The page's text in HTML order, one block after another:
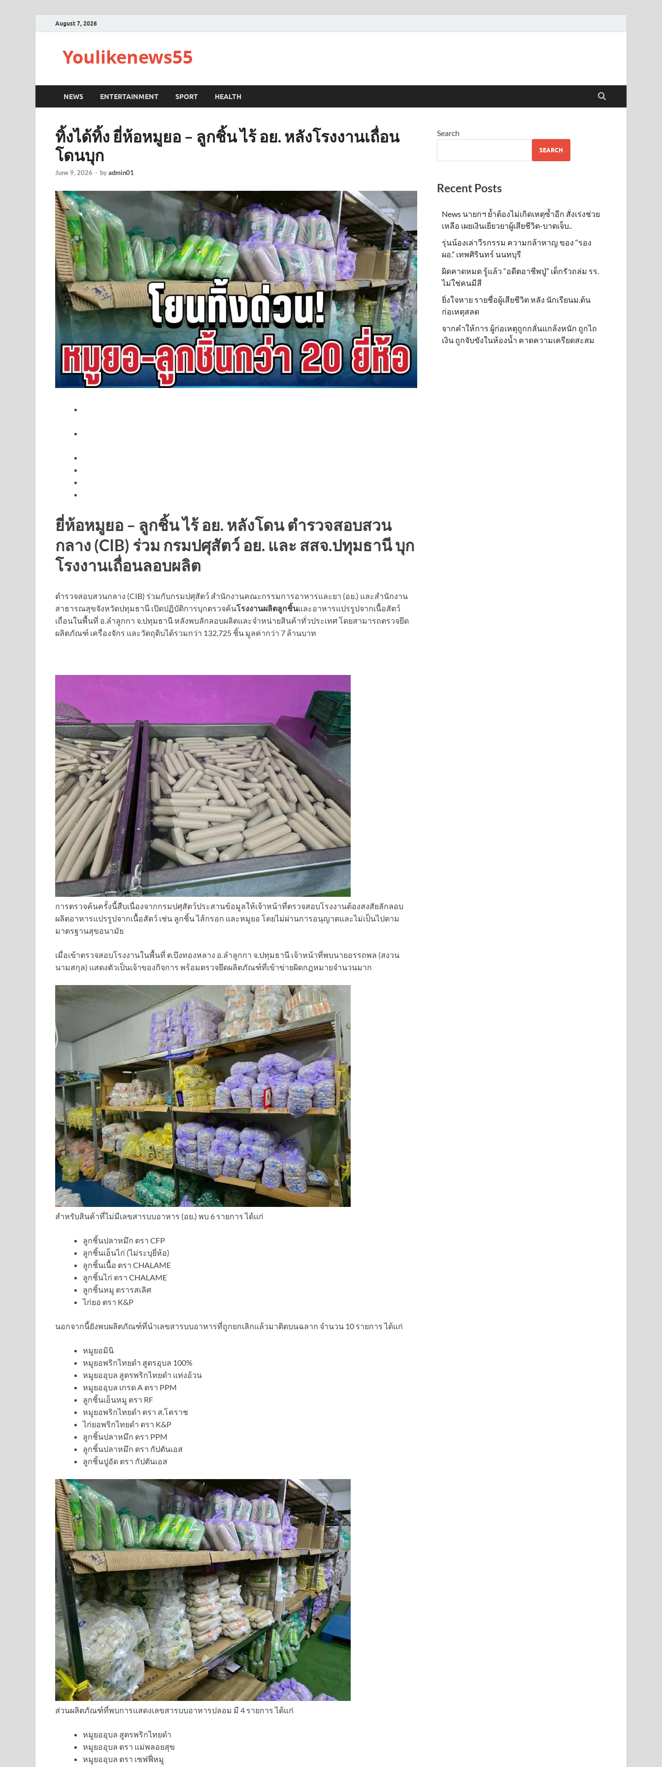
August 7, 2026
Youlikenews55
NEWS ENTERTAINMENT SPORT HEALTH
ทิ้งได้ทิ้ง ยี่ห้อหมูยอ – ลูกชิ้น ไร้ อย. หลังโรงงานเถื่อน
โดนบุก
June 9, 2026 - byadmin01
ยี่ห้อหมูยอ – ลูกชิ้น ไร้ อย. หลังโดน ตำรวจสอบสวน
กลาง (CIB) ร่วม กรมปศุสัตว์ อย. และ สสจ.ปทุมธานี บุก
โรงงานเถื่อนลอบผลิต
ตำรวจสอบสวนกลาง (CIB) ร่วมกับกรมปศุสัตว์ สำนักงานคณะกรรมการอาหารและยา (อย.) และสำนักงาน
สาธารณสุขจังหวัดปทุมธานี เปิดปฏิบัติการบุกตรวจค้นโรงงานผลิตลูกชิ้นและอาหารแปรรูปจากเนื้อสัตว์
เถื่อนในพื้นที่ อ.ลำลูกกา จ.ปทุมธานี หลังพบลักลอบผลิตและจำหน่ายสินค้าทั่วประเทศ โดยสามารถตรวจยึด
ผลิตภัณฑ์ เครื่องจักร และวัตถุดิบได้รวมกว่า 132,725 ชิ้น มูลค่ากว่า 7 ล้านบาท
การตรวจค้นครั้งนี้สืบเนื่องจากกรมปศุสัตว์ประสานข้อมูลให้เจ้าหน้าที่ตรวจสอบโรงงานต้องสงสัยลักลอบ
ผลิตอาหารแปรรูปจากเนื้อสัตว์ เช่น ลูกชิ้น ไส้กรอก และหมูยอ โดยไม่ผ่านการอนุญาตและไม่เป็นไปตาม
มาตรฐานสุขอนามัย
เมื่อเข้าตรวจสอบโรงงานในพื้นที่ ต.บึงทองหลาง อ.ลำลูกกา จ.ปทุมธานี เจ้าหน้าที่พบนายอรรถพล (สงวน
นามสกุล) แสดงตัวเป็นเจ้าของกิจการ พร้อมตรวจยึดผลิตภัณฑ์ที่เข้าข่ายผิดกฎหมายจำนวนมาก
สำหรับสินค้าที่ไม่มีเลขสารบบอาหาร (อย.) พบ 6 รายการ ได้แก่
ลูกชิ้นปลาหมึก ตรา CFP
ลูกชิ้นเอ็นไก่ (ไม่ระบุยี่ห้อ)
ลูกชิ้นเนื้อ ตรา CHALAME
ลูกชิ้นไก่ ตรา CHALAME
ลูกชิ้นหมู ตรารสเลิศ
ไก่ยอ ตรา K&P
นอกจากนี้ยังพบผลิตภัณฑ์ที่นำเลขสารบบอาหารที่ถูกยกเลิกแล้วมาติดบนฉลาก จำนวน 10 รายการ ได้แก่
หมูยอมินิ
หมูยอพริกไทยดำ สูตรอุบล 100%
หมูยออุบล สูตรพริกไทยดำ แท่งอ้วน
หมูยออุบล เกรด A ตรา PPM
ลูกชิ้นเอ็นหมู ตรา RF
หมูยอพริกไทยดำ ตรา ส.โคราช
ไก่ยอพริกไทยดำ ตรา K&P
ลูกชิ้นปลาหมึก ตรา PPM
ลูกชิ้นปลาหมึก ตรา กัปตันเอส
ลูกชิ้นปูอัด ตรา กัปตันเอส
ส่วนผลิตภัณฑ์ที่พบการแสดงเลขสารบบอาหารปลอม มี 4 รายการ ได้แก่
หมูยออุบล สูตรพริกไทยดำ
หมูยออุบล ตรา แม่พลอยสุข
หมูยออุบล ตรา เซฟฟี่หมู
Search
SEARCH
Recent Posts
News นายกฯ ย้ำต้องไม่เกิดเหตุซ้ำอีก สั่งเร่งช่วย
เหลือ เผยเงินเยียวยาผู้เสียชีวิต-บาดเจ็บ..
รุ่นน้องเล่าวีรกรรม ความกล้าหาญ ของ “รอง
ผอ.” เทพศิรินทร์ นนทบุรี
ผิดคาดหมด รู้แล้ว “อดีตอาชีพปู่” เด็กรัวถล่ม รร.
ไม่ใช่คนมีสี
ยิ่งใจหาย รายชื่อผู้เสียชีวิต หลัง นักเรียนม.ต้น
ก่อเหตุสลด
จากคำให้การ ผู้ก่อเหตุถูกกลั่นแกล้งหนัก ถูกไถ
เงิน ถูกจับขังในห้องน้ำ คาดความเครียดสะสม